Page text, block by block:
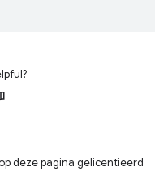
deze pagina gelicentieerd